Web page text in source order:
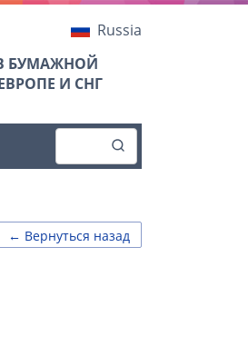
Russia
БУМАЖНОЙ
И СНГ
← Вернуться назад